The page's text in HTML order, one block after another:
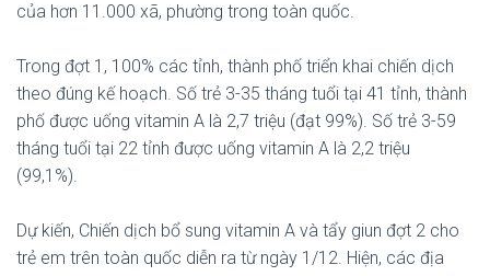
của hơn 11.000 xã, phường trong toàn quốc.
Trong đợt 1, 100% các tỉnh, thành phố triển khai chiến dịch
theo đúng kế hoạch. Số trẻ 3-35 tháng tuổi tại 41 tỉnh, thành
phố được uống vitamin A là 2,7 triệu (đạt 99%). Số trẻ 3-59
tháng tuổi tại 22 tỉnh được uống vitamin A là 2,2 triệu
(99,1%).
Dự kiến, Chiến dịch bổ sung vitamin A và tẩy giun đợt 2 cho
trẻ em trên toàn quốc diễn ra từ ngày 1/12. Hiện, các địa